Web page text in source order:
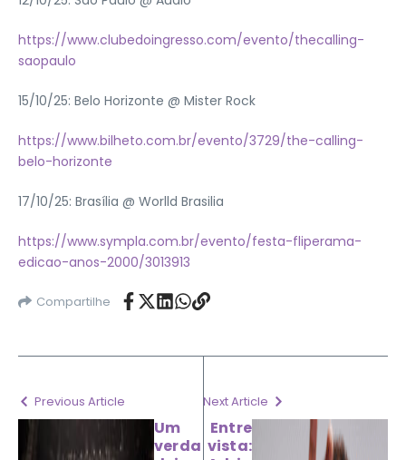
https://www.clubedoingresso.com/evento/thecalling-
saopaulo
15/10/25: Belo Horizonte @ Mister Rock
https://www.bilheto.com.br/evento/3729/the-calling-
belo-horizonte
17/10/25: Brasília @ Worlld Brasilia
https://www.sympla.com.br/evento/festa-fliperama-
edicao-anos-2000/3013913
Compartilhe
Previous Article
Um
verda
Next Article
Entre
vista: